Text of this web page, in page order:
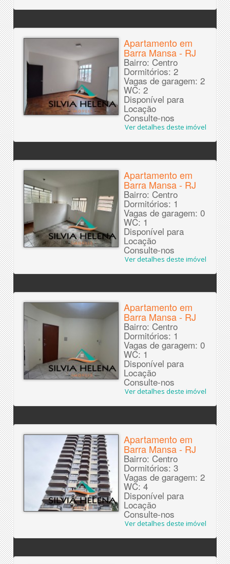
Apartamento em
Barra Mansa - RJ
Bairro: Centro
Dormitórios: 2
Vagas de garagem: 2
WC: 2
Disponível para
Locação
Consulte-nos
Ver detalhes deste imóvel
Apartamento em
Barra Mansa - RJ
Bairro: Centro
Dormitórios: 1
Vagas de garagem: 0
WC: 1
Disponível para
Locação
Consulte-nos
Ver detalhes deste imóvel
Apartamento em
Barra Mansa - RJ
Bairro: Centro
Dormitórios: 1
Vagas de garagem: 0
WC: 1
Disponível para
Locação
Consulte-nos
Ver detalhes deste imóvel
Apartamento em
Barra Mansa - RJ
Bairro: Centro
Dormitórios: 3
Vagas de garagem: 2
WC: 4
Disponível para
Locação
Consulte-nos
Ver detalhes deste imóvel